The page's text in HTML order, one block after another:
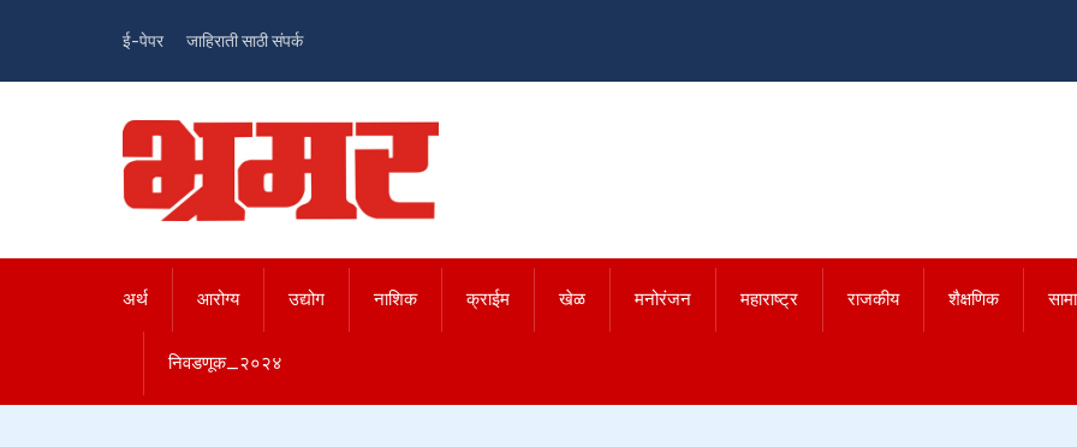
ई-पेपर जाहिराती साठी संपर्क
अर्थ आरोग्य उद्योग नाशिक क्राईम खेळ मनोरंजन महाराष्ट्र राजकीय शैक्षणिक
निवडणूक_२०२४